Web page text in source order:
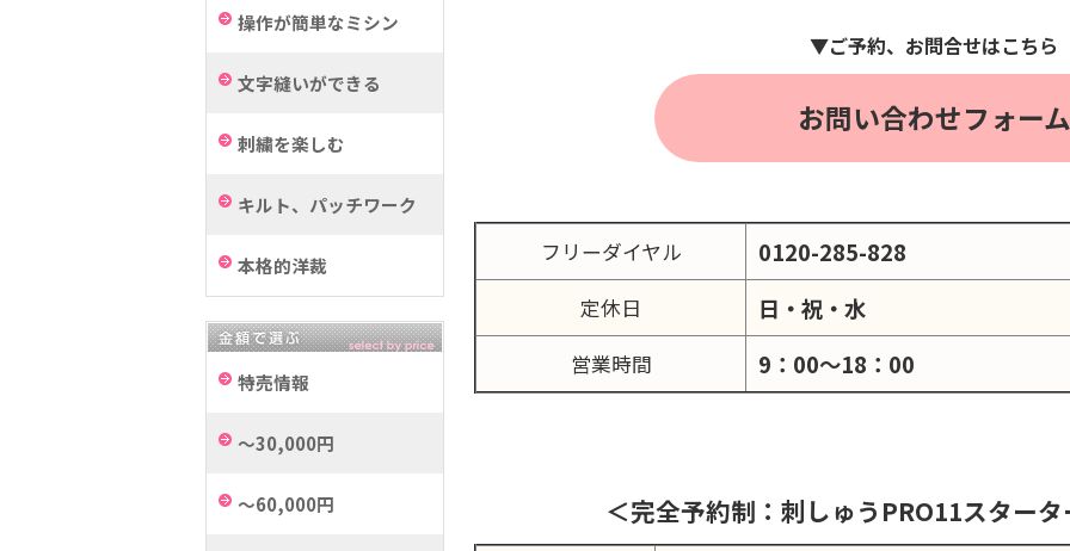
▼ご予約、お問合せはこちら
お問い合わせフォーム
フリーダイヤル 0120-285-828
定休日 日・祝・水
営業時間 9：00～18：00
＜完全予約制：刺しゅうPRO11スター
操作が簡単なミシン
文字縫いができる
刺繍を楽しむ
キルト、パッチワーク
本格的洋裁
特売情報
～30,000円
～60,000円